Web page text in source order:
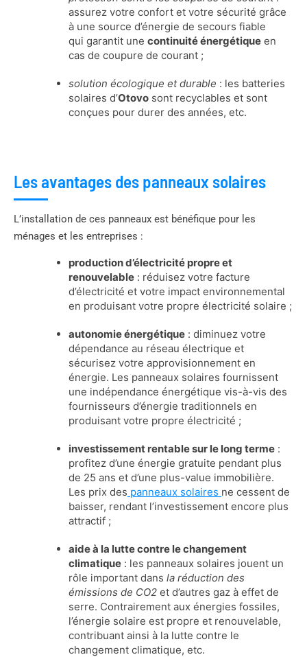
assurez votre confort et votre sécurité grâce
à une source d’énergie de secours fiable
qui garantit une continuité énergétique en
cas de coupure de courant ;
solution écologique et durable : les batteries
solaires d’Otovo sont recyclables et sont
conçues pour durer des années, etc.
Les avantages des panneaux solaires
L’installation de ces panneaux est bénéfique pour les
ménages et les entreprises :
production d’électricité propre et
renouvelable : réduisez votre facture
d’électricité et votre impact environnemental
en produisant votre propre électricité solaire ;
autonomie énergétique : diminuez votre
dépendance au réseau électrique et
sécurisez votre approvisionnement en
énergie. Les panneaux solaires fournissent
une indépendance énergétique vis-à-vis des
fournisseurs d’énergie traditionnels en
produisant votre propre électricité ;
investissement rentable sur le long terme :
profitez d’une énergie gratuite pendant plus
de 25 ans et d’une plus-value immobilière.
Les prix des panneaux solaires ne cessent de
baisser, rendant l’investissement encore plus
attractif ;
aide à la lutte contre le changement
climatique : les panneaux solaires jouent un
rôle important dans la réduction des
émissions de CO2 et d’autres gaz à effet de
serre. Contrairement aux énergies fossiles,
l’énergie solaire est propre et renouvelable,
contribuant ainsi à la lutte contre le
changement climatique, etc.